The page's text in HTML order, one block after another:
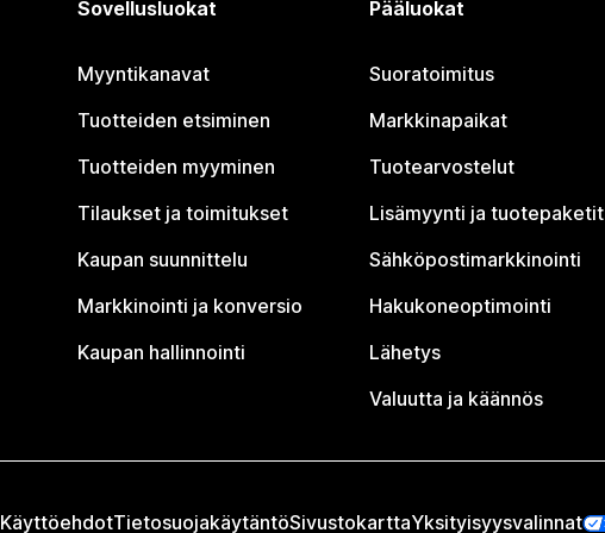
Sovellusluokat
Myyntikanavat
Tuotteiden etsiminen
Tuotteiden myyminen
Tilaukset ja toimitukset
Kaupan suunnittelu
Markkinointi ja konversio
Kaupan hallinnointi
Pääluokat
Suoratoimitus
Markkinapaikat
Tuotearvostelut
Lisämyynti ja tuotepaketit
Sähköpostimarkkinointi
Hakukoneoptimointi
Lähetys
Valuutta ja käännös
KäyttöehdotTietosuojakäytäntöSivustokarttaYksityisyysvalinnat